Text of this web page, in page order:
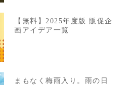
【無料】2025年度版 販促企
画アイデア一覧
まもなく梅雨入り。雨の日